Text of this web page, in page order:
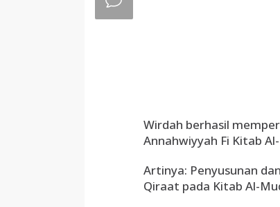
Wirdah berhasil
Annahwiyyah Fi Kitab
Artinya: Penyusunan
Qiraat pada Kitab Al-